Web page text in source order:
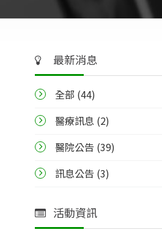
最新消息
全部 (44)
醫療訊息 (2)
醫院公告 (39)
訊息公告 (3)
活動資訊